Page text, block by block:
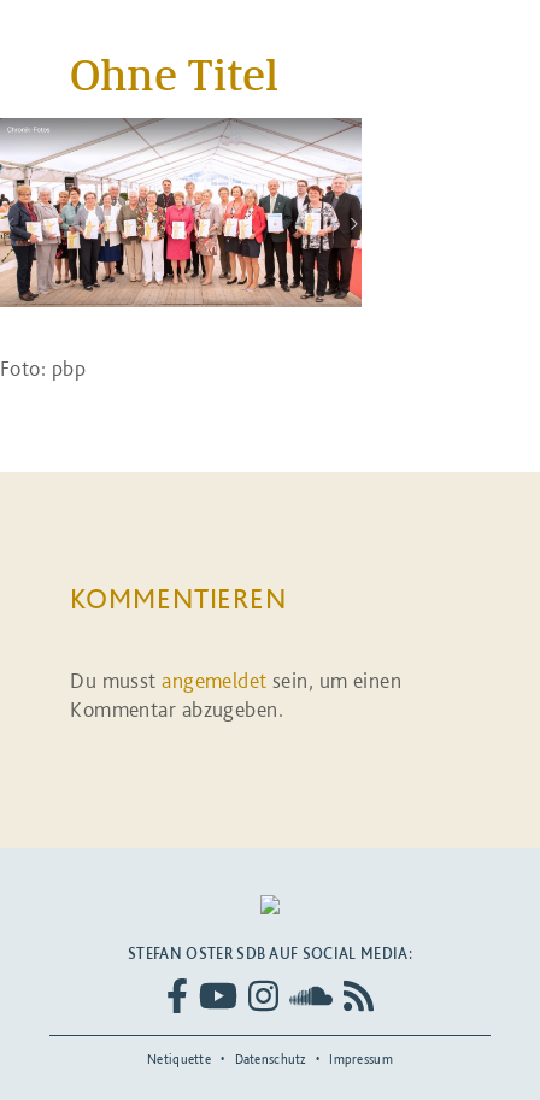
Ohne Titel
Foto: pbp
KOMMENTIEREN
Du musstangemeldet sein, um einen
Kommentar abzugeben.
STEFAN OSTER SDB AUF SOCIAL MEDIA:
Netiquette Datenschutz Impressum